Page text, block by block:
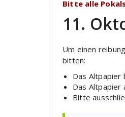
Bitte alle
11.
Um einen
bitten:
Das Altpapier
Das Altpapier
Bitte